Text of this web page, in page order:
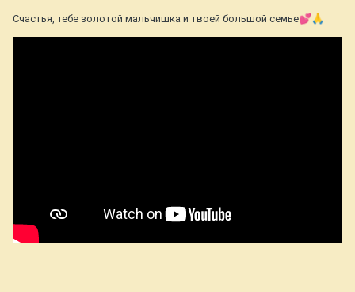
Счастья, тебе золотой мальчишка и твоей большой семье💕🙏